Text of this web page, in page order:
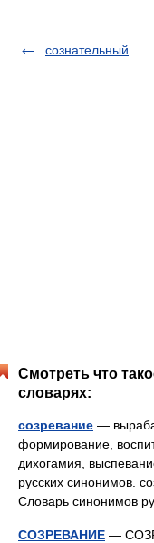
сознательный
Смотреть что
словарях:
созревание —
формирование,
дихогамия,
русских синонимов.
Словарь синонимов
СОЗРЕВАНИЕ —